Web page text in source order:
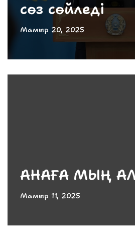
сөз сөйледі
Мамыр 20, 2025
АНАҒА МЫҢ
Мамыр 11, 2025